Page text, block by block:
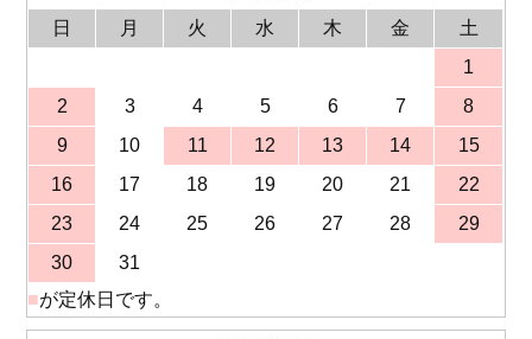
日
月 火 水 木 金
土
1
2
3 4 5 6 7
8
9
10 11 12 13 14
15
16
17 18 19 20 21
22
23
24 25 26 27 28
29
30
31
■が定休日です。